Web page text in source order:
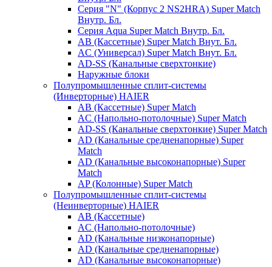
Серия "N" (Корпус 2 NS2HRA) Super Match
Внутр. Бл.
Серия Aqua Super Match Внутр. Бл.
AB (Кассетные) Super Match Внут. Бл.
AC (Универсал) Super Match Внут. Бл.
AD-SS (Канальные сверхтонкие)
Наружные блоки
Полупромышленные сплит-системы
(Инверторные) HAIER
AB (Кассетные) Super Match
AC (Напольно-потолочные) Super Match
AD-SS (Канальные сверхтонкие) Super Match
AD (Канальные средненапорные) Super
Match
AD (Канальные высоконапорные) Super
Match
AP (Колонные) Super Match
Полупромышленные сплит-системы
(Неинверторные) HAIER
AB (Кассетные)
AC (Напольно-потолочные)
AD (Канальные низконапорные)
AD (Канальные средненапорные)
AD (Канальные высоконапорные)